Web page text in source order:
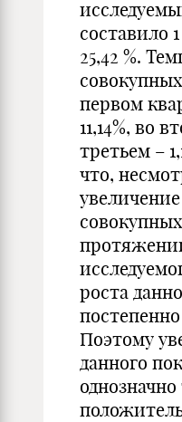
составило
25,42 %.
первом
11,14%, во
третьем –
что,
роста
Поэтому
данного